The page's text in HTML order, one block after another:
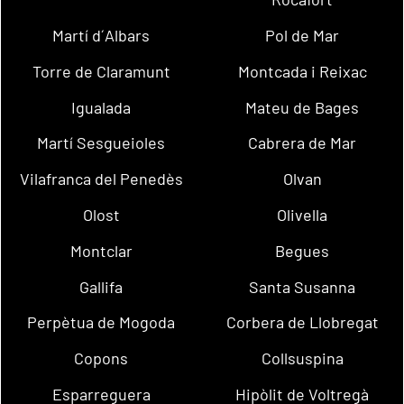
Martí d´Albars
Pol de Mar
Torre de Claramunt
Montcada i Reixac
Igualada
Mateu de Bages
Martí Sesgueioles
Cabrera de Mar
Vilafranca del Penedès
Olvan
Olost
Olivella
Montclar
Begues
Gallifa
Santa Susanna
Perpètua de Mogoda
Corbera de Llobregat
Copons
Collsuspina
Esparreguera
Hipòlit de Voltregà